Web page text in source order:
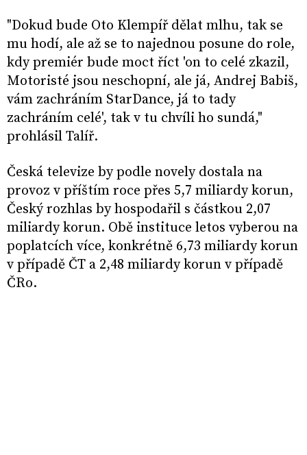
"Dokud bude Oto Klempíř dělat mlhu, tak se
mu hodí, ale až se to najednou posune do role,
kdy premiér bude moct říct 'on to celé zkazil,
Motoristé jsou neschopní, ale já, Andrej Babiš,
vám zachráním StarDance, já to tady
zachráním celé', tak v tu chvíli ho sundá,"
prohlásil Talíř.
Česká televize by podle novely dostala na
provoz v příštím roce přes 5,7 miliardy korun,
Český rozhlas by hospodařil s částkou 2,07
miliardy korun. Obě instituce letos vyberou na
poplatcích více, konkrétně 6,73 miliardy korun
v případě ČT a 2,48 miliardy korun v případě
ČRo.